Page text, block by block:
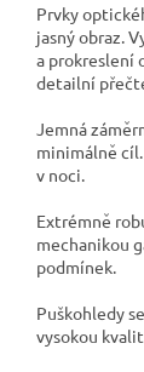
Prvky
jasný obraz.
a prokreslení
detailní
Jemná
minimálně
v noci.
Extrémně
mechanikou
podmínek.
Puškohledy
vysokou